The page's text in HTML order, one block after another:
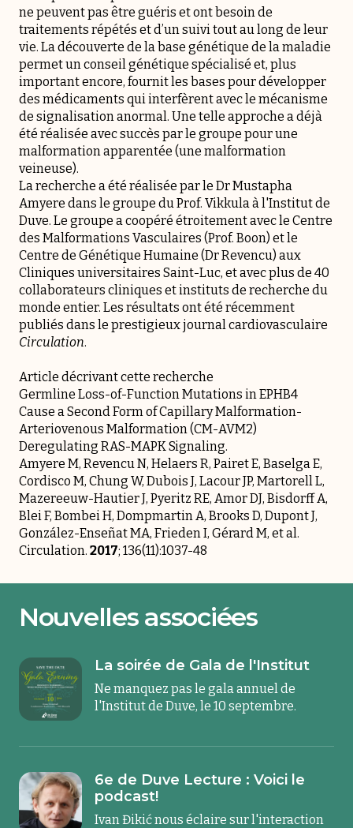
ne peuvent pas être guéris et ont besoin de
traitements répétés et d’un suivi tout au long de leur
vie. La découverte de la base génétique de la maladie
permet un conseil génétique spécialisé et, plus
important encore, fournit les bases pour développer
des médicaments qui interfèrent avec le mécanisme
de signalisation anormal. Une telle approche a déjà
été réalisée avec succès par le groupe pour une
malformation apparentée (une malformation
veineuse).
La recherche a été réalisée par le Dr Mustapha
Amyere dans le groupe du Prof. Vikkula à l'Institut de
Duve. Le groupe a coopéré étroitement avec le Centre
des Malformations Vasculaires (Prof. Boon) et le
Centre de Génétique Humaine (Dr Revencu) aux
Cliniques universitaires Saint-Luc, et avec plus de 40
collaborateurs cliniques et instituts de recherche du
monde entier. Les résultats ont été récemment
publiés dans le prestigieux journal cardiovasculaire
Circulation.
Article décrivant cette recherche
Germline Loss-of-Function Mutations in EPHB4
Cause a Second Form of Capillary Malformation-
Arteriovenous Malformation (CM-AVM2)
Deregulating RAS-MAPK Signaling.
Amyere M, Revencu N, Helaers R, Pairet E, Baselga E,
Cordisco M, Chung W, Dubois J, Lacour JP, Martorell L,
Mazereeuw-Hautier J, Pyeritz RE, Amor DJ, Bisdorff A,
Blei F, Bombei H, Dompmartin A, Brooks D, Dupont J,
González-Enseñat MA, Frieden I, Gérard M, et al.
Circulation. 2017; 136(11):1037-48
Nouvelles associées
La soirée de Gala de l'Institut
Ne manquez pas le gala annuel de
l'Institut de Duve, le 10 septembre.
6e de Duve Lecture : Voici le
podcast!
Ivan Đikić nous éclaire sur l'interaction